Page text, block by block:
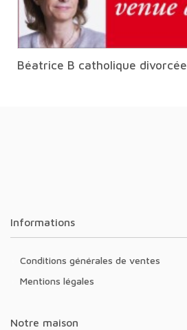
Béatrice B catholique
Informations
Conditions générales de ventes
Mentions légales
Notre maison